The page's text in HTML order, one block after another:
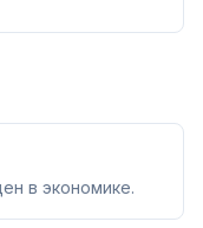
в экономике.